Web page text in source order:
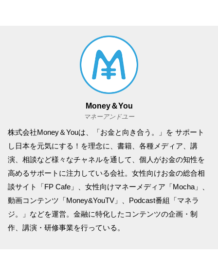
Money＆You
マネーアンドユー
株式会社Money＆Youは、「お金と向き合う。」を サポート
し日本を元気にする！を理念に、書籍、各種メディア、講
演、相談など様々なチャネルを通して、個人がお金の知性を
高めるサポートに注力している会社。女性向けお金の総合相
談サイト「FP Cafe」、女性向けマネーメディア「Mocha」、
動画コンテンツ「Money&YouTV」、Podcast番組「マネラ
ジ。」などを運営。金融に特化したコンテンツの企画・制
作、講演・研修事業を行っている。